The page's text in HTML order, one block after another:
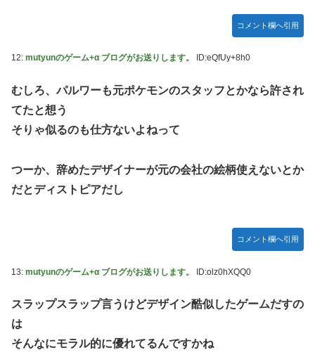
コメント欄へ引用
12: mutyunのゲーム+α ブログがお送りします。 ID:eQfUy+8h0
むしろ、パルワーも元ポケモンのスタッフとかなら許され
てたと想う
そりゃ似るのも仕方ないよねって
つーか、辞めたデザイナーが元の会社の絵柄使えないとか
だとディストピアだし
コメント欄へ引用
13: mutyunのゲーム+α ブログがお送りします。 ID:olz0hXQQ0
スラップスラップ言うけどデザイン酷似したゲームだすの
は
そんなにモラル的に優れてるんですかね